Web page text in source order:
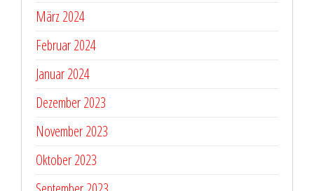
März 2024
Februar 2024
Januar 2024
Dezember 2023
November 2023
Oktober 2023